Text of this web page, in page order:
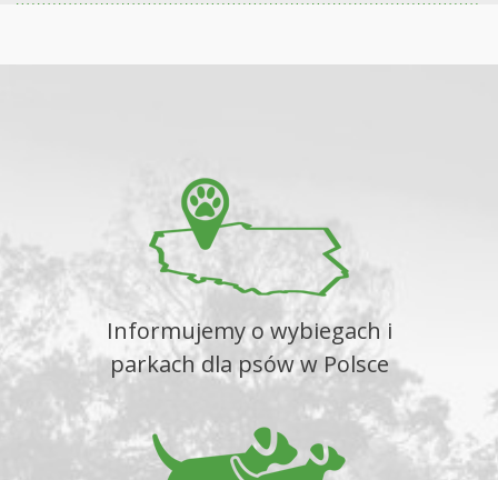
Informujemy o wybiegach i
parkach dla psów w Polsce